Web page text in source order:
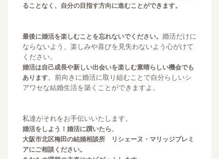
ることなく、自分の目指す方向に進むことができます。
最後に婚活を楽しむことを忘れないでください。 婚活だけに
ならないよう、楽しみや喜びを見失わないよう心がけて
ください。
婚活は自己成長や新しい出会いを楽しむ素晴らしい機会でも
あります。前向きに婚活に取り組むことで自分らしいシ
アワセな結婚生活を築くことができますよ。
私達がそれをお手伝いいたします。
婚活をしよう！婚活に躓いたら、
大阪市北区梅田の結婚相談所 リシェーヌ・マリッジプレミ
アにご相談ください。